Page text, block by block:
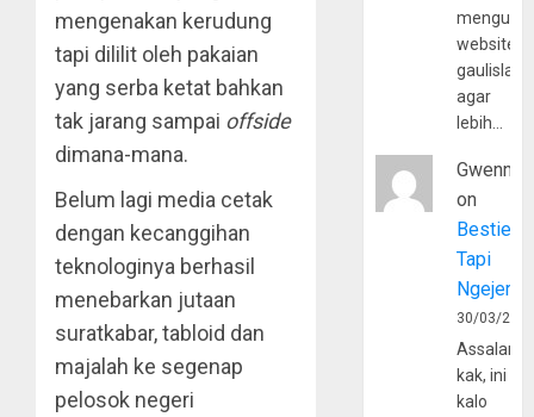
mengenakan kerudung
tapi dililit oleh pakaian
yang serba ketat bahkan
tak jarang sampai offside
dimana-mana.
Belum lagi media cetak
dengan kecanggihan
teknologinya berhasil
menebarkan jutaan
suratkabar, tabloid dan
majalah ke segenap
pelosok negeri
website
agar
lebih…
Gwenny
on
Bestie
Tapi
30/03/
kak, ini
kalo